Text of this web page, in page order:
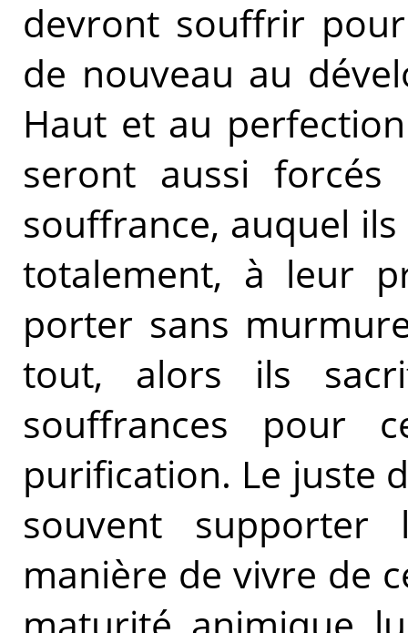
devront souffrir
de nouveau au
Haut et au
seront aussi
souffrance, auquel
totalement, à leur
porter sans
tout, alors ils
souffrances pour
purification. Le juste
souvent supporter
manière de vivre de